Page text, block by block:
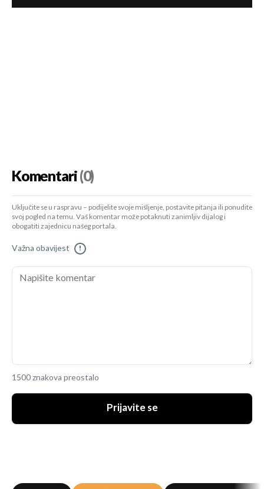
Komentari(0)
Uključite se u raspravu – podijelite svoje mišljenje, postavite pitanja ili ponudite
svoj pogled na temu. Vaš komentar može potaknuti zanimljiv dijalog i
obogatiti zajednicu našeg portala.
Važna obavijest !
1500 znakova preostalo
Prijavite se